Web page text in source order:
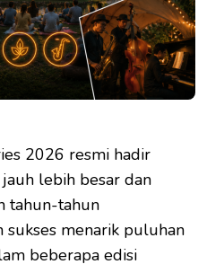
2026 resmi hadir
lebih besar dan
tahun-tahun
sukses menarik puluhan
beberapa edisi